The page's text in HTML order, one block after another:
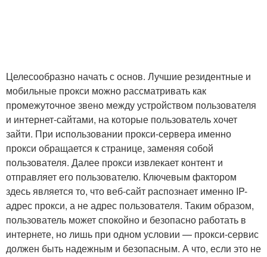
Целесообразно начать с основ. Лучшие резидентные и
мобильные прокси можно рассматривать как
промежуточное звено между устройством пользователя
и интернет-сайтами, на которые пользователь хочет
зайти. При использовании прокси-сервера именно
прокси обращается к странице, заменяя собой
пользователя. Далее прокси извлекает контент и
отправляет его пользователю. Ключевым фактором
здесь является то, что веб-сайт распознает именно IP-
адрес прокси, а не адрес пользователя. Таким образом,
пользователь может спокойно и безопасно работать в
интернете, но лишь при одном условии — прокси-сервис
должен быть надежным и безопасным. А что, если это не